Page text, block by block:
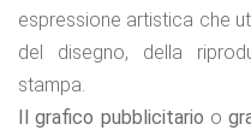
espressione artistica che
del disegno, della
stampa.
Il grafico pubblicitario o